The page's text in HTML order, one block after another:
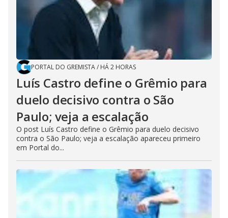
PORTAL DO GREMISTA/ HÁ 2 HORAS
Luís Castro define o Grêmio para
duelo decisivo contra o São
Paulo; veja a escalação
O post Luís Castro define o Grêmio para duelo decisivo
contra o São Paulo; veja a escalação apareceu primeiro
em Portal do...